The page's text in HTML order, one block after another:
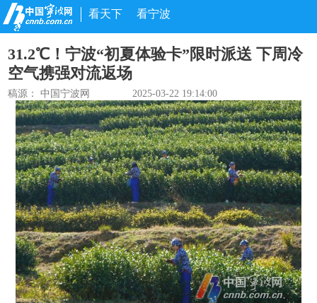
看天下 看宁波
31.2℃！宁波“初夏体验卡”限时派送 下周冷
空气携强对流返场
稿源： 中国宁波网 2025-03-22 19:14:00